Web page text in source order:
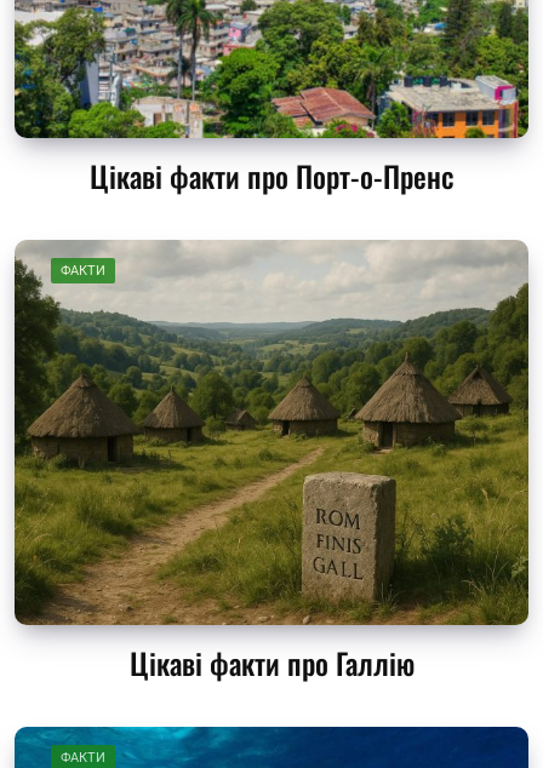
Цікаві факти про Порт-о-Пренс
ФАКТИ
Цікаві факти про Галлію
ФАКТИ